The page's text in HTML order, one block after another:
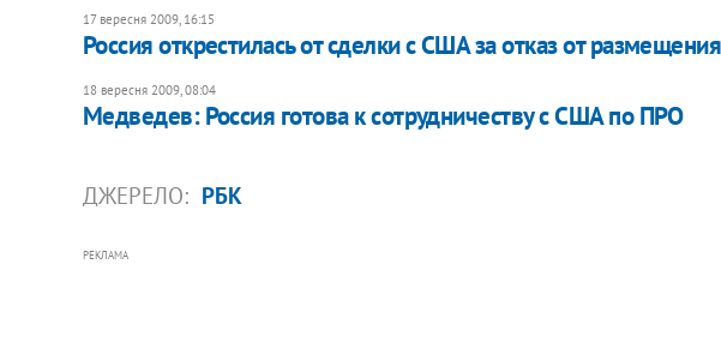
17 вересня 2009, 16:15
Россия открестилась от сделки с США за отказ от
18 вересня 2009, 08:04
Медведев: Россия готова к сотрудничеству с США по ПРО
ДЖЕРЕЛО: РБК
РЕКЛАМА